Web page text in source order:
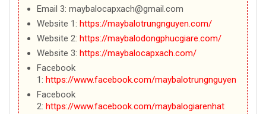
Email 3: maybalocapxach@gmail.com
Website 1: https://maybalotrungnguyen.com/
Website 2: https://maybalodongphucgiare.com/
Website 3: https://maybalocapxach.com/
Facebook
1: https://www.facebook.com/maybalotrungnguyen
Facebook
2: https://www.facebook.com/maybalogiarenhat